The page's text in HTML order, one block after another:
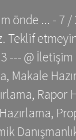
önde ... - 7
Teklif
--- @
Makale
Rapor